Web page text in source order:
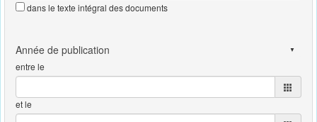
dans le texte intégral des documents
entre le
et le